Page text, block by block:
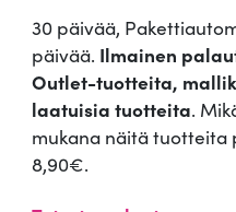
30 päivää,
päivää. Ilmainen
Outlet-tuotteita,
laatuisia tuotteita.
mukana näitä tuotteita
8,90€.